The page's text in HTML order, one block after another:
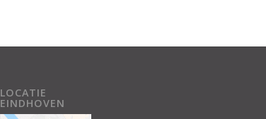
LOCATIE
EINDHOVEN